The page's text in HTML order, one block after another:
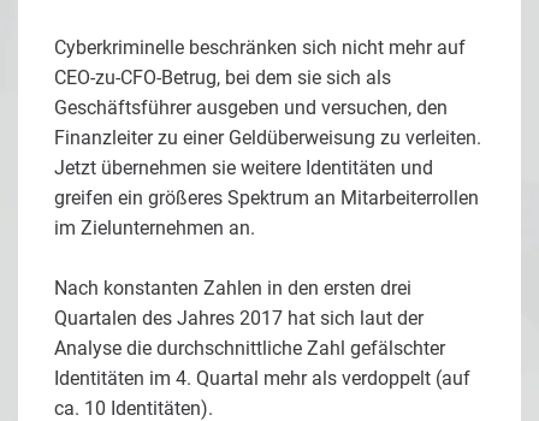
Cyberkriminelle beschränken sich nicht mehr auf
CEO-zu-CFO-Betrug, bei dem sie sich als
Geschäftsführer ausgeben und versuchen, den
Finanzleiter zu einer Geldüberweisung zu verleiten.
Jetzt übernehmen sie weitere Identitäten und
greifen ein größeres Spektrum an Mitarbeiterrollen
im Zielunternehmen an.
Nach konstanten Zahlen in den ersten drei
Quartalen des Jahres 2017 hat sich laut der
Analyse die durchschnittliche Zahl gefälschter
Identitäten im 4. Quartal mehr als verdoppelt (auf
ca. 10 Identitäten).